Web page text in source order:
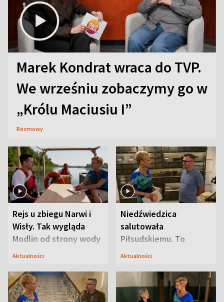
Marek Kondrat wraca do TVP.
We wrześniu zobaczymy go w
„Królu Maciusiu I”
Rozmowy
Rejs u zbiegu Narwi i
Wisły. Tak wygląda
Modlin od strony wody
Aktualności
Niedźwiedzica
salutowała
Piłsudskiemu. To
niejedyna tajemnica
Aktualności